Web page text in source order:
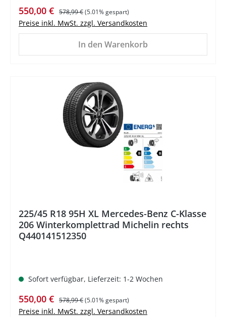
Verkaufspreis:
550,00 € Regulärer Preis:
578,99 €(5.01% gespart)
Preise inkl. MwSt. zzgl. Versandkosten
In den Warenkorb
225/45 R18 95H XL Mercedes-Benz C-Klasse
206 Winterkomplettrad Michelin rechts
Q440141512350
Sofort verfügbar, Lieferzeit: 1-2 Wochen
Verkaufspreis:
550,00 € Regulärer Preis:
578,99 €(5.01% gespart)
Preise inkl. MwSt. zzgl. Versandkosten